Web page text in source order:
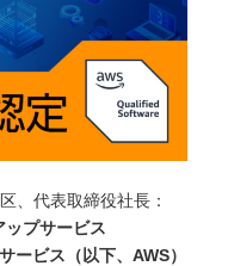
、代表取締役社長：
ップサービス
ービス（以下、AWS）